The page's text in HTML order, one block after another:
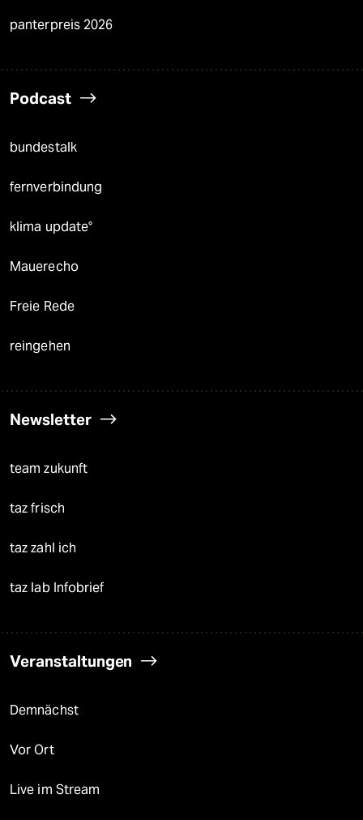
panterpreis 2026
Podcast
bundestalk
fernverbindung
klima update°
Mauerecho
Freie Rede
reingehen
Newsletter
team zukunft
taz frisch
taz zahl ich
taz lab Infobrief
Veranstaltungen
Demnächst
Vor Ort
Live im Stream